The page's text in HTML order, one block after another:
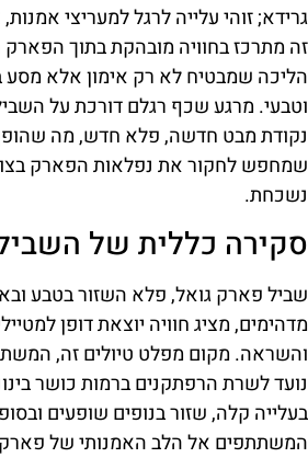
גרידא; זוהי עלייה לרגל למעריצי
זה מתרכז בחוויה מובהקת בתוך הפארק
הליכה שמבטיח לא רק אימון אלא מסע
וטבעי. מרגע שכף רגלם דורכת על
נקודת מבט חדשה, פלא חדש, מה שהופך
שמחפש לחקור את נפלאות הפארק
נשכחת.
סקירה כללית של
שביל פארק גואל, פלא השזור בטבע
מדהימים, מציג חוויה יוצאת דופן
נועד לשרת הרפתקנים ברמות כושר
בעלייה קלה, שזור בנופים שופעים
המשתתפים אל הלב האמנותי של